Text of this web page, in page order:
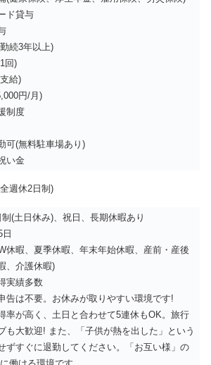
ド貸与
続3年以上)
回)
給)
円/月)
制度
可(無料駐車場あり)
い金
週休2日制)
制(土日休み)、祝日、長期休暇あり
日
休暇、夏季休暇、年末年始休暇、産前・産後
、介護休暇)
実績多数
告は不要。お休みが取りやすい環境です!
率が高く、土日と合わせて5連休もOK。旅行
も大歓迎! また、「子供が熱を出した」という
ずすぐに退勤してください。「お互い様」の